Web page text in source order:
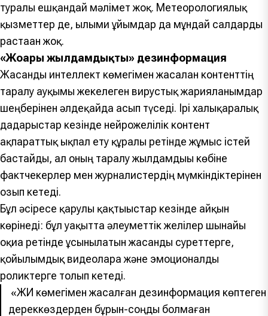
туралы ешқандай мәлімет жоқ. Метеорологиялық
қызметтер де, ғылыми ұйымдар да мұндай салдарды
растаған жоқ.
«Жоғары жылдамдықты» дезинформация
Жасанды интеллект көмегімен жасалған контенттің
таралу ауқымы жекелеген вирустық жарияланымдар
шеңберінен әлдеқайда асып түседі. Ірі халықаралық
дағдарыстар кезінде нейрожелілік контент
ақпараттық ықпал ету құралы ретінде жұмыс істей
бастайды, ал оның таралу жылдамдығы көбіне
фактчекерлер мен журналистердің мүмкіндіктерінен
озып кетеді.
Бұл әсіресе қарулы қақтығыстар кезінде айқын
көрінеді: бұл уақытта әлеуметтік желілер шынайы
оқиға ретінде ұсынылатын жасанды суреттерге,
қойылымдық видеоларға және эмоционалды
роликтерге толып кетеді.
«ЖИ көмегімен жасалған дезинформация көптеген
дереккөздерден бұрын-соңды болмаған